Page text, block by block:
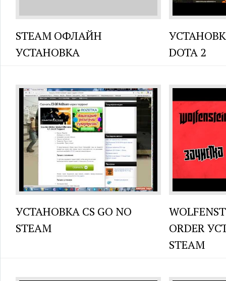
STEAM ОФЛАЙН
УСТАНОВКА
DOTA 2
УСТАНОВКА CS GO NO
STEAM
ORDER
STEAM